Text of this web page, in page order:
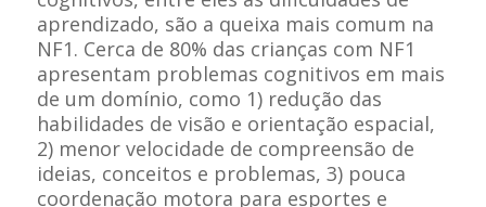
aprendizado, são a queixa mais comum na
NF1. Cerca de 80% das crianças com NF1
apresentam problemas cognitivos em mais
de um domínio, como 1) redução das
habilidades de visão e orientação espacial,
2) menor velocidade de compreensão de
ideias, conceitos e problemas, 3) pouca
coordenação motora para esportes e